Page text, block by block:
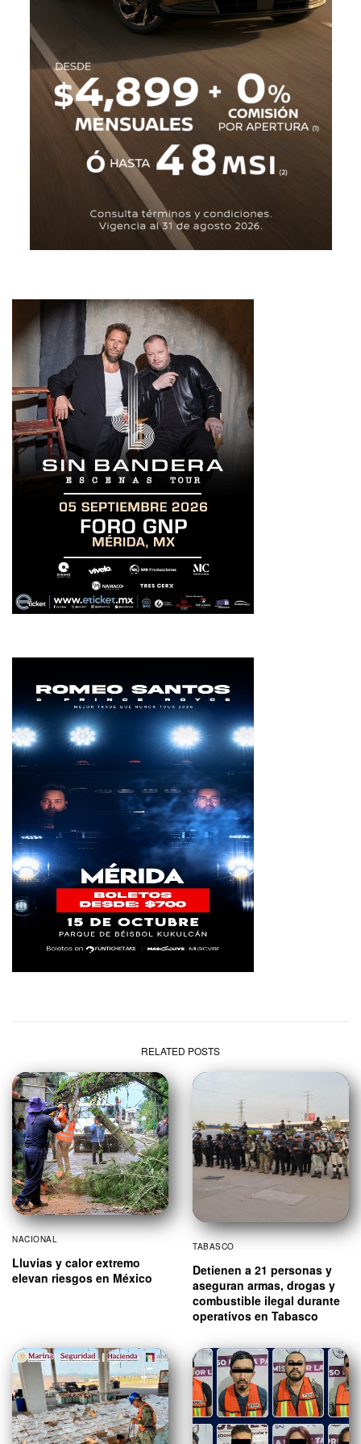
RELATED POSTS
NACIONAL
Lluvias y calor extremo
elevan riesgos en México
TABASCO
Detienen a 21 personas y
aseguran armas, drogas y
combustible ilegal durante
operativos en Tabasco